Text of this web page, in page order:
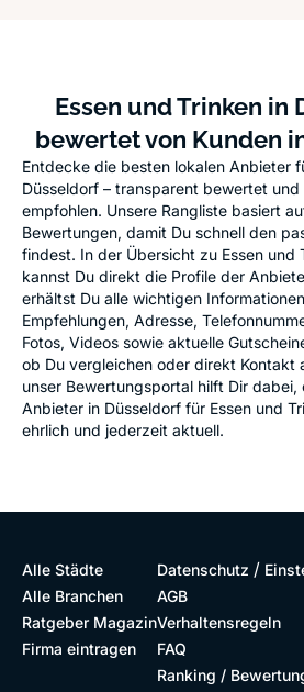
Essen und Trinken in
bewertet von Kunden
Entdecke die besten lokalen Anbieter
Düsseldorf – transparent bewertet
empfohlen. Unsere Rangliste basiert
Bewertungen, damit Du schnell den
findest. In der Übersicht zu Essen und
kannst Du direkt die Profile der
erhältst Du alle wichtigen
Empfehlungen, Adresse,
Fotos, Videos sowie aktuelle
ob Du vergleichen oder direkt Kontakt
unser Bewertungsportal hilft Dir dabei,
Anbieter in Düsseldorf für Essen und
ehrlich und jederzeit aktuell.
Alle Städte
Alle Branchen
Ratgeber Magazin
Firma eintragen
Datenschutz /
AGB
Verhaltensregeln
FAQ
Ranking /